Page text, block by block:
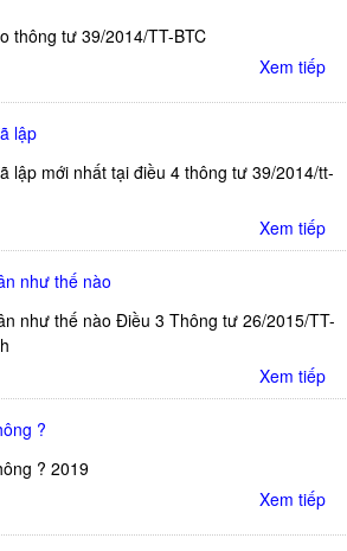
thông tư 39/2014/TT-BTC
Xem tiếp
lập
lập mới nhất tại điều 4 thông tư 39/2014/tt-
Xem tiếp
như thế nào
như thế nào Điều 3 Thông tư 26/2015/TT-
Xem tiếp
?
? 2019
Xem tiếp